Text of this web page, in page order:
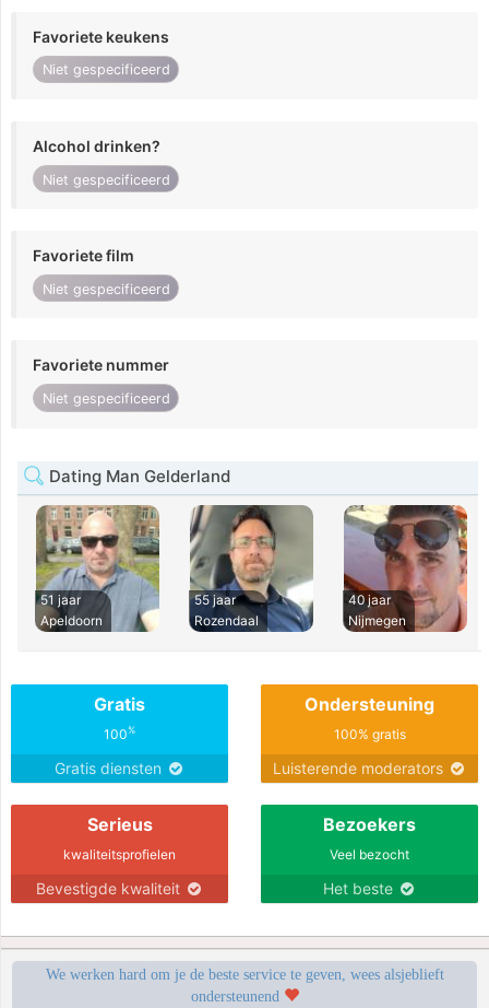
Favoriete keukens
Niet gespecificeerd
Alcohol drinken?
Niet gespecificeerd
Favoriete film
Niet gespecificeerd
Favoriete nummer
Niet gespecificeerd
Dating Man Gelderland
51 jaar
Apeldoorn
55 jaar
Rozendaal
40 jaar
Nijmegen
Gratis
100%
Gratis diensten
Ondersteuning
100% gratis
Luisterende moderators
Serieus
kwaliteitsprofielen
Bevestigde kwaliteit
Bezoekers
Veel bezocht
Het beste
We werken hard om je de beste service te geven, wees alsjeblieft
ondersteunend